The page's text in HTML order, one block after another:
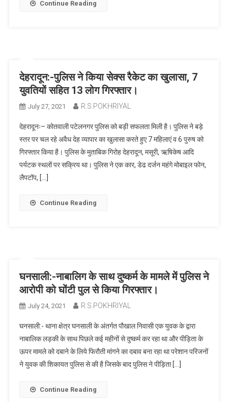
Continue Reading
देहरादून:-पुलिस ने किया सेक्स रैकेट का खुलासा, 7
युवतियों सहित 13 लोग गिरफ्तार।
July 27, 2021 R.S.POKHRIYAL
देहरादूनः– कोतवाली पटेलनगर पुलिस को बड़ी सफलता मिली है। पुलिस ने बड़े
स्तर पर चल रहे अवैध देह व्यापार का खुलासा करते हुए 7 महिलाएं व 6 पुरुष को
गिरफ्तार किया है। पुलिस के मुताबिक गिरोह देहरादून, मसूरी, ऋषिकेष आदि
पर्यटक स्थलों पर सक्रिय था। पुलिस ने एक कार, डेढ दर्जन महंगे मोबाइल फोन,
लैपटॉप, […]
Continue Reading
घनसाली:-नाबालिग के साथ दुष्कर्म के मामले में पुलिस ने
आरोपी को घोंटी पुल से किया गिरफ्तार।
July 24, 2021 R.S.POKHRIYAL
घनसाली:- थाना क्षेत्र घनसाली के अंतर्गत पौखाल निवासी एक युवक के द्वारा
नाबालिक लड़की के साथ पिछले कई महीनों से दुष्कर्म कर रहा था और पीड़िता के
ऊपर मामले को दबाने के लिये फिरौती मांगने का दबाव बना रहा था परेशान परिजनों
ने युवक की शिकायत पुलिस से की है जिसके बाद पुलिस ने पीड़िता […]
Continue Reading